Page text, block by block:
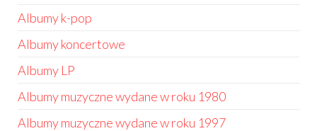
Albumy k-pop
Albumy koncertowe
Albumy LP
Albumy muzyczne wydane w roku 1980
Albumy muzyczne wydane w roku 1997